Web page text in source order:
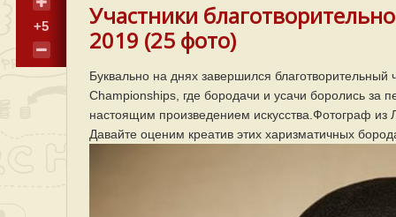
+5
Участники
2019 (25 фото)
Буквально на днях завершился
Championships, где бородачи и усачи боролись за
настоящим произведением искусства.Фотограф из
Давайте оценим креатив этих харизматичных